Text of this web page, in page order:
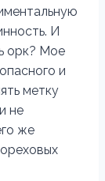
И
орк? Мое
и
метку
не
же